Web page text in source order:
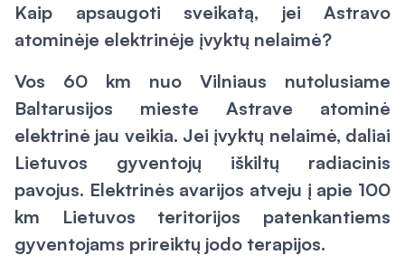
Kaip apsaugoti sveikatą, jei Astravo
atominėje elektrinėje įvyktų nelaimė?
Vos 60 km nuo Vilniaus nutolusiame
Baltarusijos mieste Astrave atominė
elektrinė jau veikia. Jei įvyktų nelaimė, daliai
Lietuvos gyventojų iškiltų radiacinis
pavojus. Elektrinės avarijos atveju į apie 100
km Lietuvos teritorijos patenkantiems
gyventojams prireiktų jodo terapijos.